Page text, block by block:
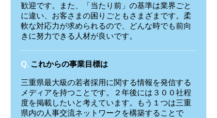
歓迎です。また、「当たり前」の基準は業界ごと
に違い、お客さまの困りごともさまざまです。柔
軟な対応力が求められるので、どんな時でも前向
きに努力できる人材が良いです。
Q. これからの事業目標は
三重県最大級の若者採用に関する情報を発信する
メディアを持つことです。２年後には３００社程
度を掲載したいと考えています。もう１つは三重
県内の人事交流ネットワークを構築することで